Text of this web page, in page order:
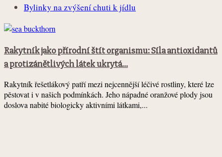
Bylinky na zvýšení chuti k jídlu
Rakytník jako přírodní štít organismu: Síla antioxidantů
a protizánětlivých látek ukrytá...
Rakytník řešetlákový patří mezi nejcennější léčivé rostliny, které lze
pěstovat i v našich podmínkách. Jeho nápadné oranžové plody jsou
doslova nabité biologicky aktivními látkami,...